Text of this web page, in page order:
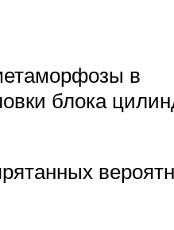
в
блока